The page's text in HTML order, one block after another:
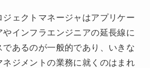
ジェクトマネージャはアプリケー
やインフラエンジニアの延長線に
であるのが一般的であり、いきな
ネジメントの業務に就くのはまれ